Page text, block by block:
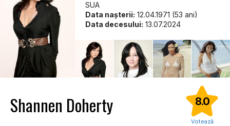
SUA
Data naşterii: 12.04.1971 (53 ani)
Data decesului: 13.07.2024
Shannen Doherty 8.0
Votează